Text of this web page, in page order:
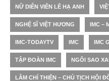
NỮ DIỄN VIÊN LÊ HẠ ANH
NGHỆ SĨ VIỆT HƯƠNG IMC –
IMC-TODAYTV IMC IMC
TẬP ĐOÀN IMC NGÔI SAO
LÂM CHÍ THIỆN – CHỦ TỊCH HỘI